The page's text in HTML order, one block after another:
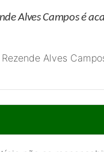
Alves Camposé
Alves